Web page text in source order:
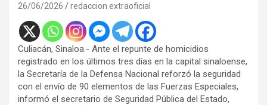
26/06/2026 redaccion extraoficial
Culiacán, Sinaloa.- Ante el repunte de homicidios
registrado en los últimos tres días en la capital sinaloense,
la Secretaría de la Defensa Nacional reforzó la seguridad
con el envío de 90 elementos de las Fuerzas Especiales,
informó el secretario de Seguridad Pública del Estado,